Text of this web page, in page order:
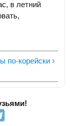
в летний
по-корейски ›